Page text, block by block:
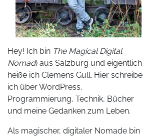
Hey! Ich bin The Magical Digital
Nomad) aus Salzburg und eigentlich
heiße ich Clemens Gull. Hier schreibe
ich über WordPress,
Programmierung, Technik, Bücher
und meine Gedanken zum Leben.
Als magischer, digitaler Nomade bin